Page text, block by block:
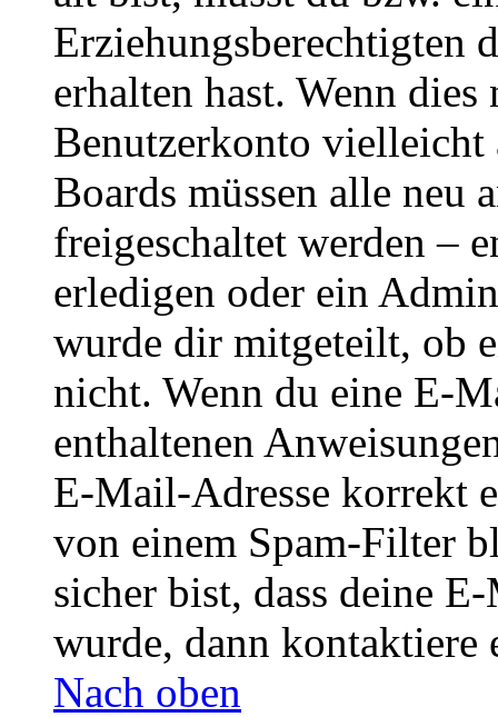
Erziehungsberechtigten
erhalten hast. Wenn
Benutzerkonto
Boards müssen alle neu
freigeschaltet werden –
erledigen oder ein
wurde dir mitgeteilt, ob
nicht. Wenn du eine E-
enthaltenen
E-Mail-Adresse korrekt
von einem Spam-Filter
sicher bist, dass deine
wurde, dann kontaktiere
Nach oben